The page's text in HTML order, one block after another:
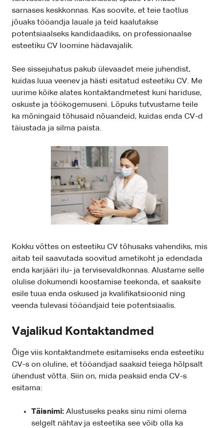
sarnases keskkonnas. Kas soovite, et teie taotlus
jõuaks tööandja lauale ja teid kaalutakse
potentsiaalseks kandidaadiks, on professionaalse
esteetiku CV loomine hädavajalik.
See sissejuhatus pakub ülevaadet meie juhendist,
kuidas luua veenev ja hästi esitatud esteetiku CV. Me
uurime kõike alates kontaktandmetest kuni hariduse,
oskuste ja töökogemuseni. Lõpuks tutvustame teile
ka mõningaid tõhusaid nõuandeid, kuidas enda CV-d
täiustada ja silma paista.
Kokku võttes on esteetiku CV tõhusaks vahendiks, mis
aitab teil saavutada soovitud ametikoht ja edendada
enda karjääri ilu- ja tervisevaldkonnas. Alustame selle
olulise dokumendi koostamise teekonda, et saaksite
esile tuua enda oskused ja kvalifikatsioonid ning
veenda tulevasi tööandjaid teie potentsiaalis.
Vajalikud Kontaktandmed
Õige viis kontaktandmete esitamiseks enda esteetiku
CV-s on oluline, et tööandjad saaksid teiega hõlpsalt
ühendust võtta. Siin on, mida peaksid enda CV-s
esitama:
Täisnimi: Alustuseks peaks sinu nimi olema
selgelt nähtav ja esteetika see võib olla ka